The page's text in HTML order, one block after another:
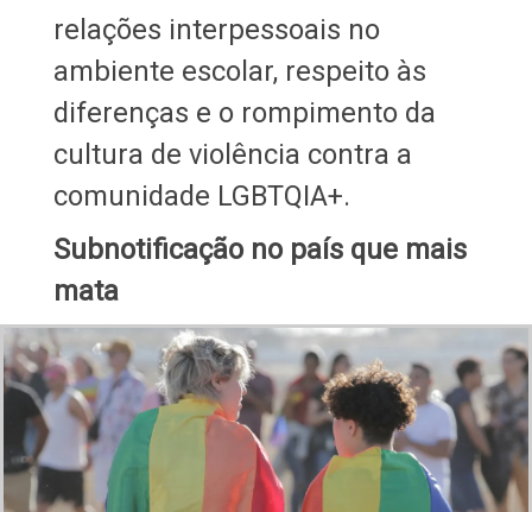
relações interpessoais no
ambiente escolar, respeito às
diferenças e o rompimento da
cultura de violência contra a
comunidade LGBTQIA+.
Subnotificação no país que mais
mata